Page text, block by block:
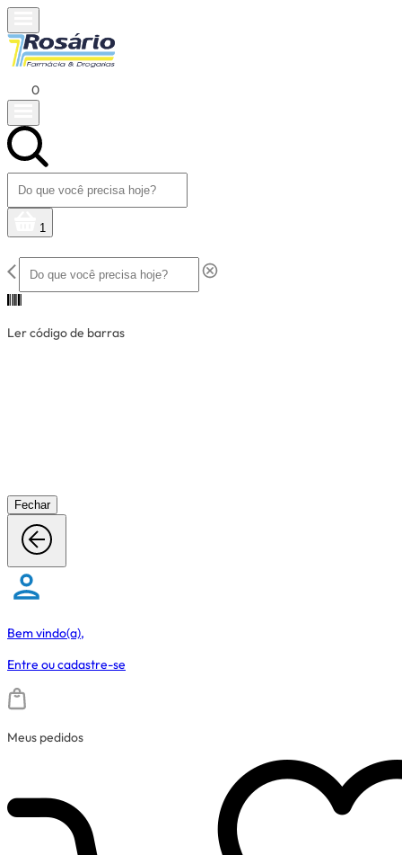
0
1
Ler código de barras
Fechar
Bem vindo(a),
Entre oucadastre-se
Meus pedidos